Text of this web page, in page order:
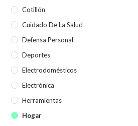
Cotillón
Cuidado De La Salud
Defensa Personal
Deportes
Electrodomésticos
Electrónica
Herramientas
Hogar